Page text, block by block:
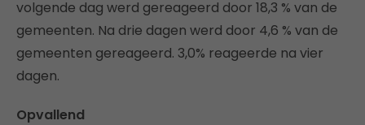
volgende dag werd gereageerd door 18,3 % van de
gemeenten. Na drie dagen werd door 4,6 % van de
gemeenten gereageerd. 3,0% reageerde na vier
dagen.
Opvallend